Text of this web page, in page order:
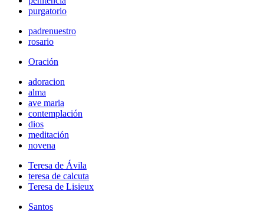
purgatorio
padrenuestro
rosario
Oración
adoracion
alma
ave maria
contemplación
dios
meditación
novena
Teresa de Ávila
teresa de calcuta
Teresa de Lisieux
Santos